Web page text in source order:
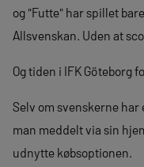
og "Futte" har spillet
Allsvenskan. Uden at
Og tiden i IFK Göteborg
Selv om svenskerne
man meddelt via sin
udnytte købsoptionen.